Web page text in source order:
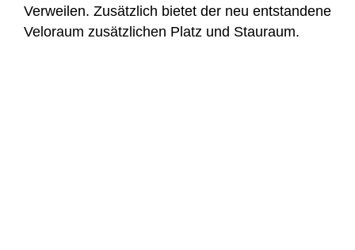
Verweilen. Zusätzlich bietet der neu entstandene
Veloraum zusätzlichen Platz und Stauraum.